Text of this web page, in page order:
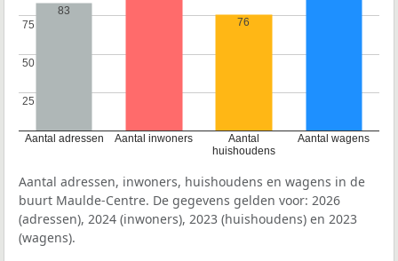
Aantal adressen Aantal inwoners
Aantal
huishoudens
Aantal wagens
25
25
50
50
75
75
83
76
Aantal adressen, inwoners, huishoudens en wagens in de
buurt Maulde-Centre. De gegevens gelden voor: 2026
(adressen), 2024 (inwoners), 2023 (huishoudens) en 2023
(wagens).